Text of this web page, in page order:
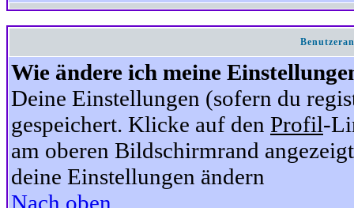
Wie ändere ich meine
Deine Einstellungen (sofern du
gespeichert. Klicke auf den Profil-
am oberen Bildschirmrand
deine Einstellungen ändern
Nach oben